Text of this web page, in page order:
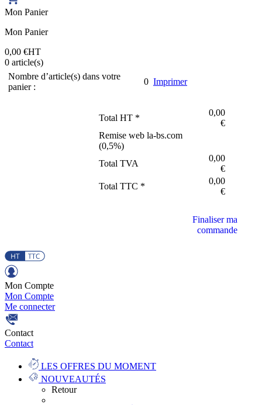
Mon Panier
Mon Panier
0,00 €HT
0 article(s)
Nombre d’article(s) dans votre
panier :
0 Imprimer
Total HT *
0,00
€
Remise web la-bs.com
(0,5%)
Total TVA
0,00
€
Total TTC *
0,00
€
Finaliser ma
commande
Mon Compte
Mon Compte
Me connecter
Contact
Contact
LES OFFRES DU MOMENT
NOUVEAUTÉS
Retour